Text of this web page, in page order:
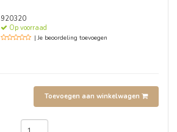
920320
Op voorraad
| Je beoordeling toevoegen
Toevoegen aan winkelwagen